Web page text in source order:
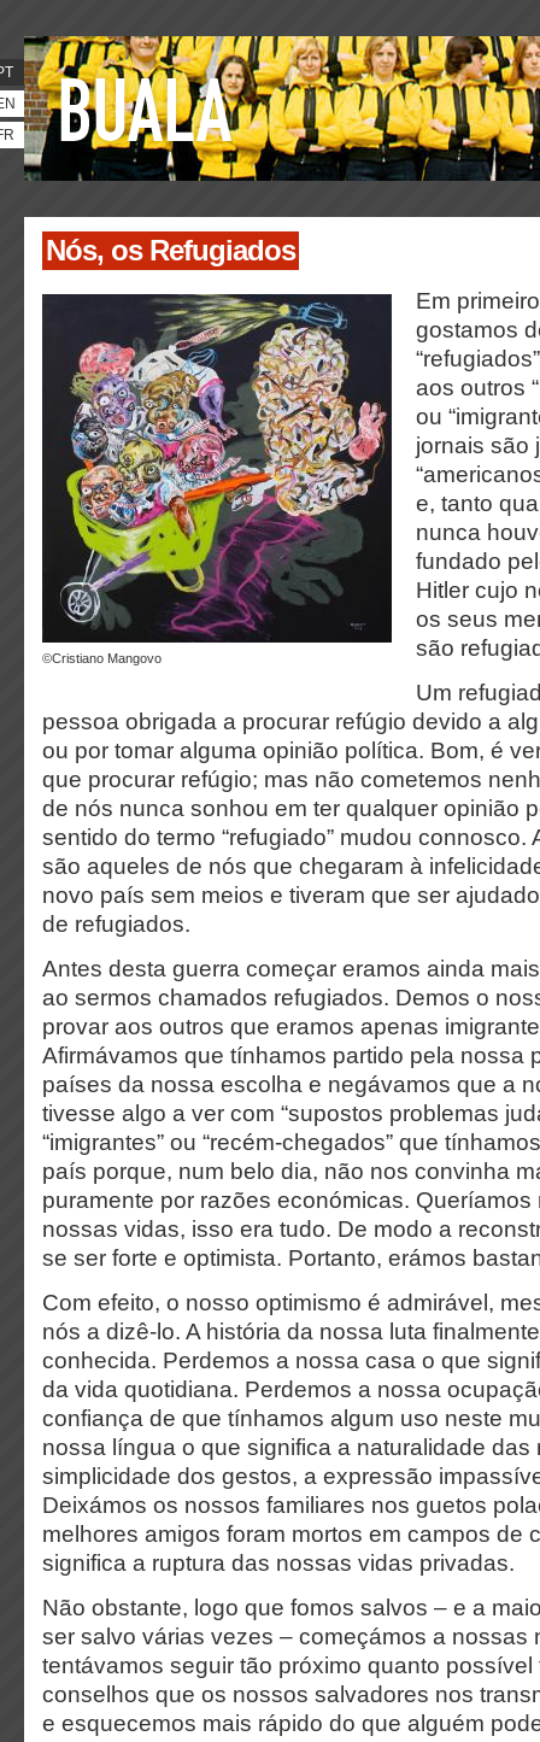
Nós, os Refugiados
©Cristiano Mangovo
Em
gostamos
aos outros
ou
jornais são
e, tanto
nunca
fundado
Hitler cujo
os seus
são
Um
pessoa obrigada a procurar refúgio devido a
ou por tomar alguma opinião política. Bom, é
que procurar refúgio; mas não cometemos
de nós nunca sonhou em ter qualquer opinião
sentido do termo “refugiado” mudou connosco.
são aqueles de nós que chegaram à
novo país sem meios e tiveram que ser
de refugiados.
Antes desta guerra começar eramos ainda
ao sermos chamados refugiados. Demos o
provar aos outros que eramos apenas
Afirmávamos que tínhamos partido pela nossa
países da nossa escolha e negávamos que a
tivesse algo a ver com “supostos problemas
“imigrantes” ou “recém-chegados” que
país porque, num belo dia, não nos convinha
puramente por razões económicas. Queríamos
nossas vidas, isso era tudo. De modo a
se ser forte e optimista. Portanto, erámos
Com efeito, o nosso optimismo é admirável,
nós a dizê-lo. A história da nossa luta
conhecida. Perdemos a nossa casa o que
da vida quotidiana. Perdemos a nossa
confiança de que tínhamos algum uso neste
nossa língua o que significa a naturalidade das
simplicidade dos gestos, a expressão
Deixámos os nossos familiares nos guetos
melhores amigos foram mortos em campos de
significa a ruptura das nossas vidas privadas.
Não obstante, logo que fomos salvos – e a
ser salvo várias vezes – começámos a nossas
tentávamos seguir tão próximo quanto
conselhos que os nossos salvadores nos
e esquecemos mais rápido do que alguém